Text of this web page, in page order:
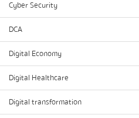
Cyber Security
DCA
Digital Economy
Digital Healthcare
Digital transformation